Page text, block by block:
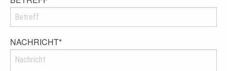
NACHRICHT*